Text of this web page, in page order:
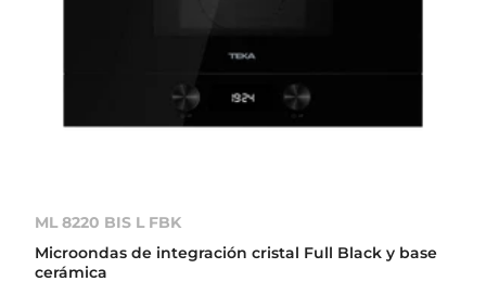
ML 8220 BIS L FBK
Microondas de integración cristal Full Black y base
cerámica